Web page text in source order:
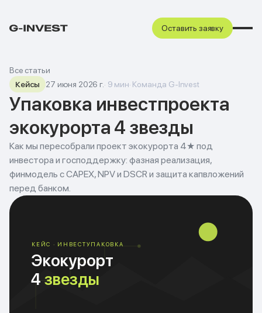
Оставить заявку
Все статьи
Кейсы
27 июня 2026 г.· 9 мин· Команда G-Invest
Упаковка инвестпроекта
экокурорта 4 звезды
Как мы пересобрали проект экокурорта 4★ под
инвестора и господдержку: фазная реализация,
финмодель с CAPEX, NPV и DSCR и защита капвложений
перед банком.
КЕЙС · ИНВЕСТУПАКОВКА
Экокурорт
4 звезды